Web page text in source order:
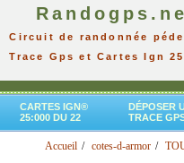
Circuit de randonnée
Trace Gps et Cartes Ign
CARTES IGN®
25:000 DU 22
DÉPOSER
TRACE
Accueil cotes-d-armor